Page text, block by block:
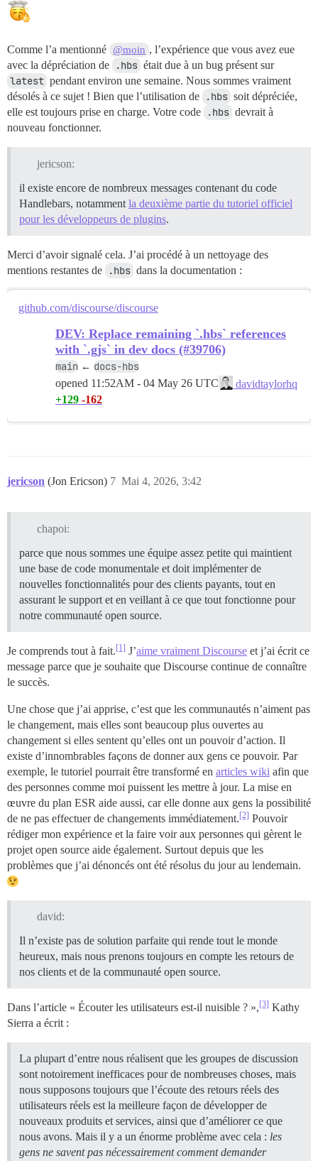
Comme l’a mentionné @moin , l’expérience que vous avez eue
avec la dépréciation de
.hbs était due à un bug présent sur
latest pendant environ une semaine. Nous sommes vraiment
désolés à ce sujet ! Bien que l’utilisation de
.hbs soit dépréciée,
elle est toujours prise en charge. Votre code
.hbs devrait à
nouveau fonctionner.
jericson:
il existe encore de nombreux messages contenant du code
Handlebars, notamment la deuxième partie du tutoriel officiel
pour les développeurs de plugins.
Merci d’avoir signalé cela. J’ai procédé à un nettoyage des
mentions restantes de
.hbs dans la documentation :
github.com/discourse/discourse
DEV: Replace remaining `.hbs` references
with `.gjs` in dev docs (#39706)
main ← docs-hbs
opened 11:52AM - 04 May 26 UTC
davidtaylorhq
+129 -162
jericson (Jon Ericson) Mai 4, 2026, 3:42
7
chapoi:
parce que nous sommes une équipe assez petite qui maintient
une base de code monumentale et doit implémenter de
nouvelles fonctionnalités pour des clients payants, tout en
assurant le support et en veillant à ce que tout fonctionne pour
notre communauté open source.
Je comprends tout à fait.[1] J’aime vraiment Discourse et j’ai écrit ce
message parce que je souhaite que Discourse continue de connaître
le succès.
Une chose que j’ai apprise, c’est que les communautés n’aiment pas
le changement, mais elles sont beaucoup plus ouvertes au
changement si elles sentent qu’elles ont un pouvoir d’action. Il
existe d’innombrables façons de donner aux gens ce pouvoir. Par
exemple, le tutoriel pourrait être transformé en articles wiki afin que
des personnes comme moi puissent les mettre à jour. La mise en
œuvre du plan ESR aide aussi, car elle donne aux gens la possibilité
de ne pas effectuer de changements immédiatement.[2] Pouvoir
rédiger mon expérience et la faire voir aux personnes qui gèrent le
projet open source aide également. Surtout depuis que les
problèmes que j’ai dénoncés ont été résolus du jour au lendemain.
david:
Il n’existe pas de solution parfaite qui rende tout le monde
heureux, mais nous prenons toujours en compte les retours de
nos clients et de la communauté open source.
Dans l’article « Écouter les utilisateurs est-il nuisible ? », [3] Kathy
Sierra a écrit :
La plupart d’entre nous réalisent que les groupes de discussion
sont notoirement inefficaces pour de nombreuses choses, mais
nous supposons toujours que l’écoute des retours réels des
utilisateurs réels est la meilleure façon de développer de
nouveaux produits et services, ainsi que d’améliorer ce que
nous avons. Mais il y a un énorme problème avec cela : les
gens ne savent pas nécessairement comment demander